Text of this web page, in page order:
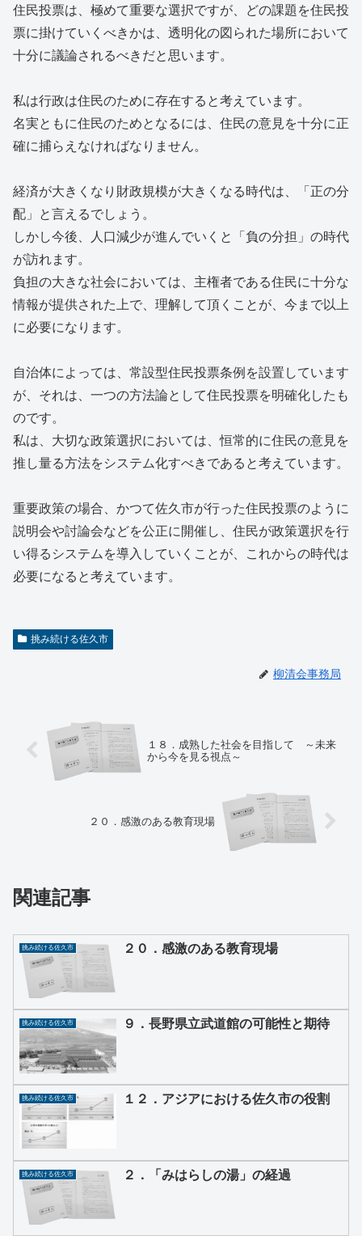
住民投票は、極めて重要な選択ですが、どの課題を住民投
票に掛けていくべきかは、透明化の図られた場所において
十分に議論されるべきだと思います。
私は行政は住民のために存在すると考えています。
名実ともに住民のためとなるには、住民の意見を十分に正
確に捕らえなければなりません。
経済が大きくなり財政規模が大きくなる時代は、「正の分
配」と言えるでしょう。
しかし今後、人口減少が進んでいくと「負の分担」の時代
が訪れます。
負担の大きな社会においては、主権者である住民に十分な
情報が提供された上で、理解して頂くことが、今まで以上
に必要になります。
自治体によっては、常設型住民投票条例を設置しています
が、それは、一つの方法論として住民投票を明確化したも
のです。
私は、大切な政策選択においては、恒常的に住民の意見を
推し量る方法をシステム化すべきであると考えています。
重要政策の場合、かつて佐久市が行った住民投票のように
説明会や討論会などを公正に開催し、住民が政策選択を行
い得るシステムを導入していくことが、これからの時代は
必要になると考えています。
挑み続ける佐久市
柳清会事務局
１８．成熟した社会を目指して ～未来
から今を見る視点～
２０．感激のある教育現場
関連記事
挑み続ける佐久市 ２０．感激のある教育現場
挑み続ける佐久市 ９．長野県立武道館の可能性と期待
挑み続ける佐久市 １２．アジアにおける佐久市の役割
挑み続ける佐久市 ２．「みはらしの湯」の経過